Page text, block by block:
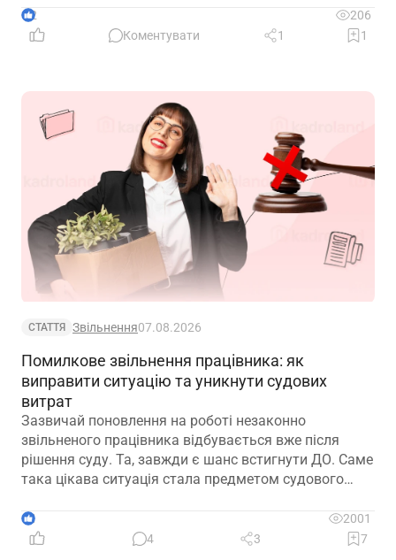
що очікує на компанії, які не встигнуть підтвердити
свій статус
2
206
Коментувати
1 1
СТАТТЯ Звільнення07.08.2026
Помилкове звільнення працівника: як
виправити ситуацію та уникнути судових
витрат
Зазвичай поновлення на роботі незаконно
звільненого працівника відбувається вже після
рішення суду. Та, завжди є шанс встигнути ДО. Саме
така цікава ситуація стала предметом судового
скасував помилково виданий наказ про звільнення.
Розберемо її докладно
1
2001
4
3 7